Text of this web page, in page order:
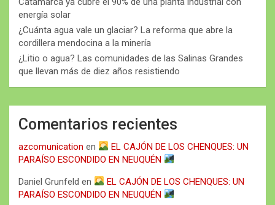
energía solar
¿Cuánta agua vale un glaciar? La reforma que abre la
cordillera mendocina a la minería
¿Litio o agua? Las comunidades de las Salinas Grandes
que llevan más de diez años resistiendo
Comentarios recientes
azcomunication en
EL CAJÓN DE LOS CHENQUES: UN
PARAÍSO ESCONDIDO EN NEUQUÉN
Daniel Grunfeld en
EL CAJÓN DE LOS CHENQUES: UN
PARAÍSO ESCONDIDO EN NEUQUÉN